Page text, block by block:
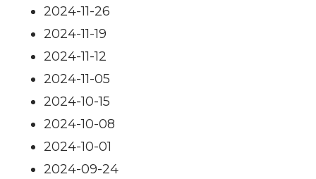
2024-11-26
2024-11-19
2024-11-12
2024-11-05
2024-10-15
2024-10-08
2024-10-01
2024-09-24